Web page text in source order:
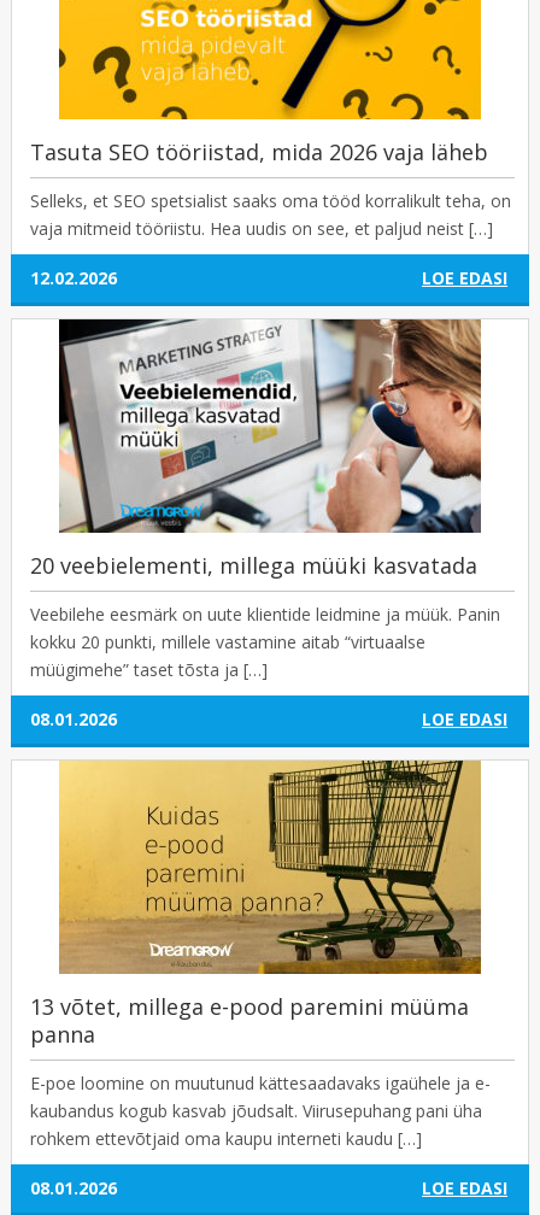
Tasuta SEO tööriistad, mida 2026 vaja läheb
Selleks, et SEO spetsialist saaks oma tööd korralikult teha, on
vaja mitmeid tööriistu. Hea uudis on see, et paljud neist […]
12.02.2026 LOE EDASI
20 veebielementi, millega müüki kasvatada
Veebilehe eesmärk on uute klientide leidmine ja müük. Panin
kokku 20 punkti, millele vastamine aitab “virtuaalse
müügimehe” taset tõsta ja […]
08.01.2026 LOE EDASI
13 võtet, millega e-pood paremini müüma
panna
E-poe loomine on muutunud kättesaadavaks igaühele ja e-
kaubandus kogub kasvab jõudsalt. Viirusepuhang pani üha
rohkem ettevõtjaid oma kaupu interneti kaudu […]
08.01.2026 LOE EDASI